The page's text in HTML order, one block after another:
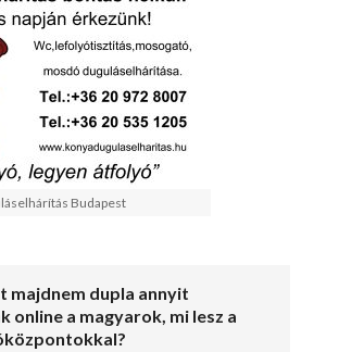
Budapest
majdnem dupla annyit
online a magyarok, mi lesz a